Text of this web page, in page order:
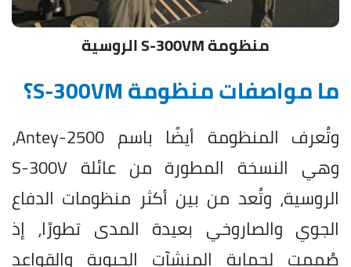
منظومة S-300VM الروسية
ما مواصفات منظومة S-300VM؟
وتُعرف المنظومة أيضًا باسم Antey-2500،
وهي النسخة المطورة من عائلة S-300V
الروسية، وتُعد من بين أكثر منظومات الدفاع
الجوي والصاروخي بعيدة المدى تطورًا، إذ
صُممت لحماية المنشآت الحيوية والقواعد